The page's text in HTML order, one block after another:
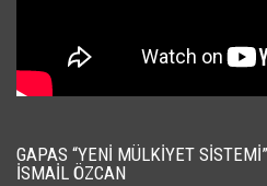
GAPAS “YENI MÜLKIYET
İSMAIL ÖZCAN